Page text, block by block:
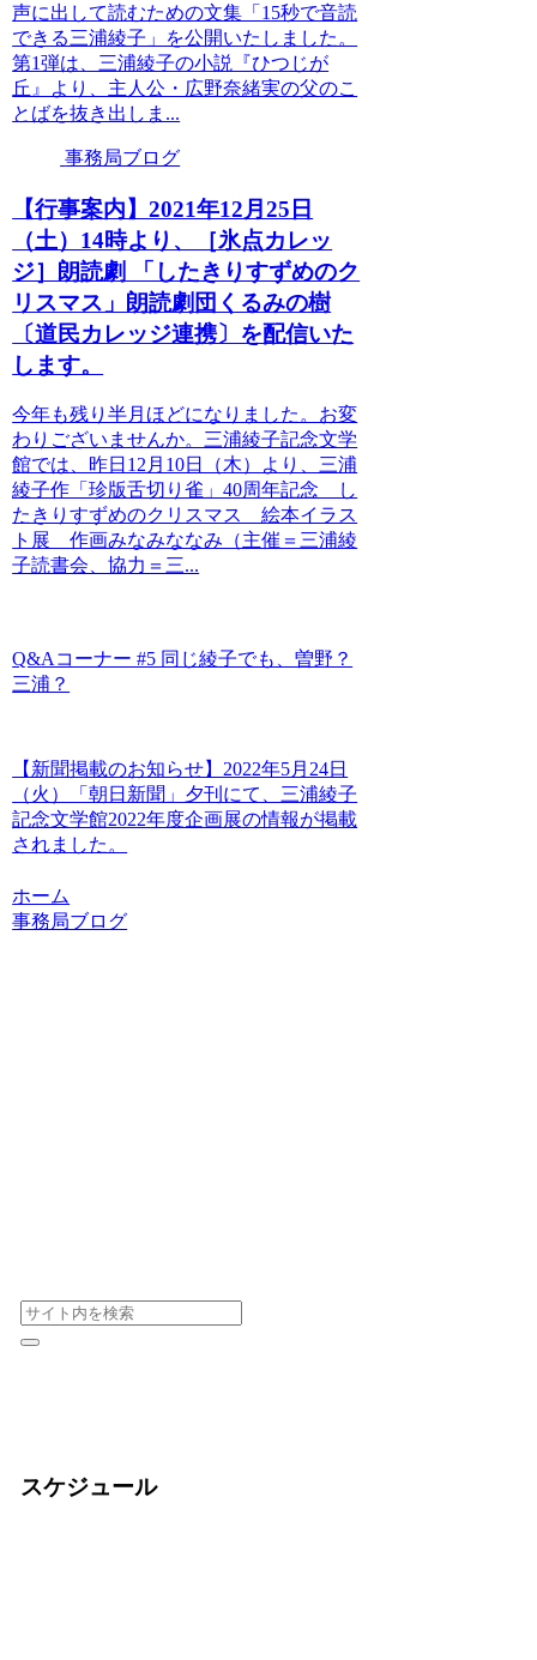
声に出して読むための文集「15秒で音読
できる三浦綾子」を公開いたしました。
第1弾は、三浦綾子の小説『ひつじが
丘』より、主人公・広野奈緒実の父のこ
とばを抜き出しま...
事務局ブログ
【行事案内】2021年12月25日
（土）14時より、［氷点カレッ
ジ］朗読劇 「したきりすずめのク
リスマス」朗読劇団くるみの樹
〔道民カレッジ連携〕を配信いた
します。
今年も残り半月ほどになりました。お変
わりございませんか。三浦綾子記念文学
館では、昨日12月10日（木）より、三浦
綾子作「珍版舌切り雀」40周年記念 し
たきりすずめのクリスマス 絵本イラス
ト展 作画みなみななみ（主催＝三浦綾
子読書会、協力＝三...
Q&Aコーナー #5 同じ綾子でも、曽野？
三浦？
【新聞掲載のお知らせ】2022年5月24日
（火）「朝日新聞」夕刊にて、三浦綾子
記念文学館2022年度企画展の情報が掲載
されました。
ホーム
事務局ブログ
スケジュール